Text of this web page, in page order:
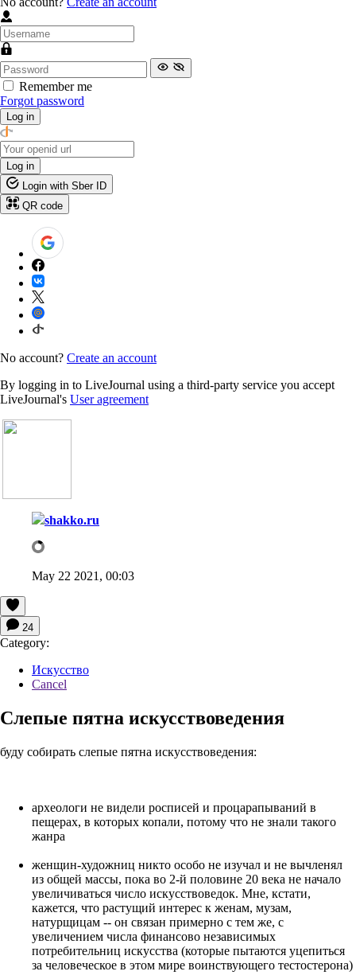
Remember me
Forgot password
Log in
Log in
Login with Sber ID
QR code
No account? Create an account
By logging in to LiveJournal using a third-party service you accept
LiveJournal's User agreement
shakko.ru
May 22 2021, 00:03
24
Category:
Искусство
Cancel
Слепые пятна искусствоведения
буду собирать слепые пятна искусствоведения:
археологи не видели росписей и процарапываний в
пещерах, в которых копали, потому что не знали такого
жанра
женщин-художниц никто особо не изучал и не вычленял
из общей массы, пока во 2-й половине 20 века не начало
увеличиваться число искусствоведок. Мне, кстати,
кажется, что растущий интерес к женам, музам,
натурщицам -- он связан примерно с тем же, с
увеличением числа финансово независимых
потребительниц искусства (которые пытаются уцепиться
за человеческое в этом мире воинствующего тестостерона)